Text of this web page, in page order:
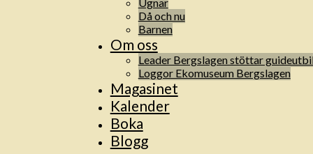
Då och nu
Barnen
Om oss
Leader Bergslagen stöttar
Loggor Ekomuseum Bergslagen
Magasinet
Kalender
Boka
Blogg